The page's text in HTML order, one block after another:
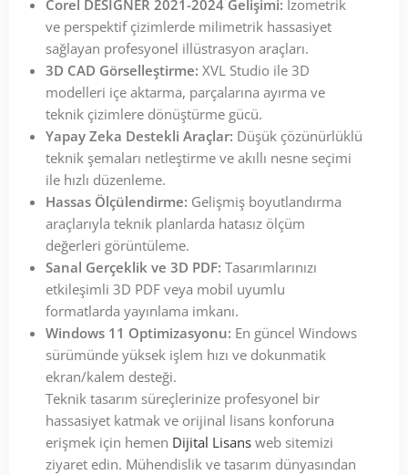
Corel DESIGNER 2021-2024 Gelişimi: İzometrik
ve perspektif çizimlerde milimetrik hassasiyet
sağlayan profesyonel illüstrasyon araçları.
3D CAD Görselleştirme: XVL Studio ile 3D
modelleri içe aktarma, parçalarına ayırma ve
teknik çizimlere dönüştürme gücü.
Yapay Zeka Destekli Araçlar: Düşük çözünürlüklü
teknik şemaları netleştirme ve akıllı nesne seçimi
ile hızlı düzenleme.
Hassas Ölçülendirme: Gelişmiş boyutlandırma
araçlarıyla teknik planlarda hatasız ölçüm
değerleri görüntüleme.
Sanal Gerçeklik ve 3D PDF: Tasarımlarınızı
etkileşimli 3D PDF veya mobil uyumlu
formatlarda yayınlama imkanı.
Windows 11 Optimizasyonu: En güncel Windows
sürümünde yüksek işlem hızı ve dokunmatik
ekran/kalem desteği.
Teknik tasarım süreçlerinize profesyonel bir
hassasiyet katmak ve orijinal lisans konforuna
erişmek için hemen Dijital Lisans web sitemizi
ziyaret edin. Mühendislik ve tasarım dünyasından